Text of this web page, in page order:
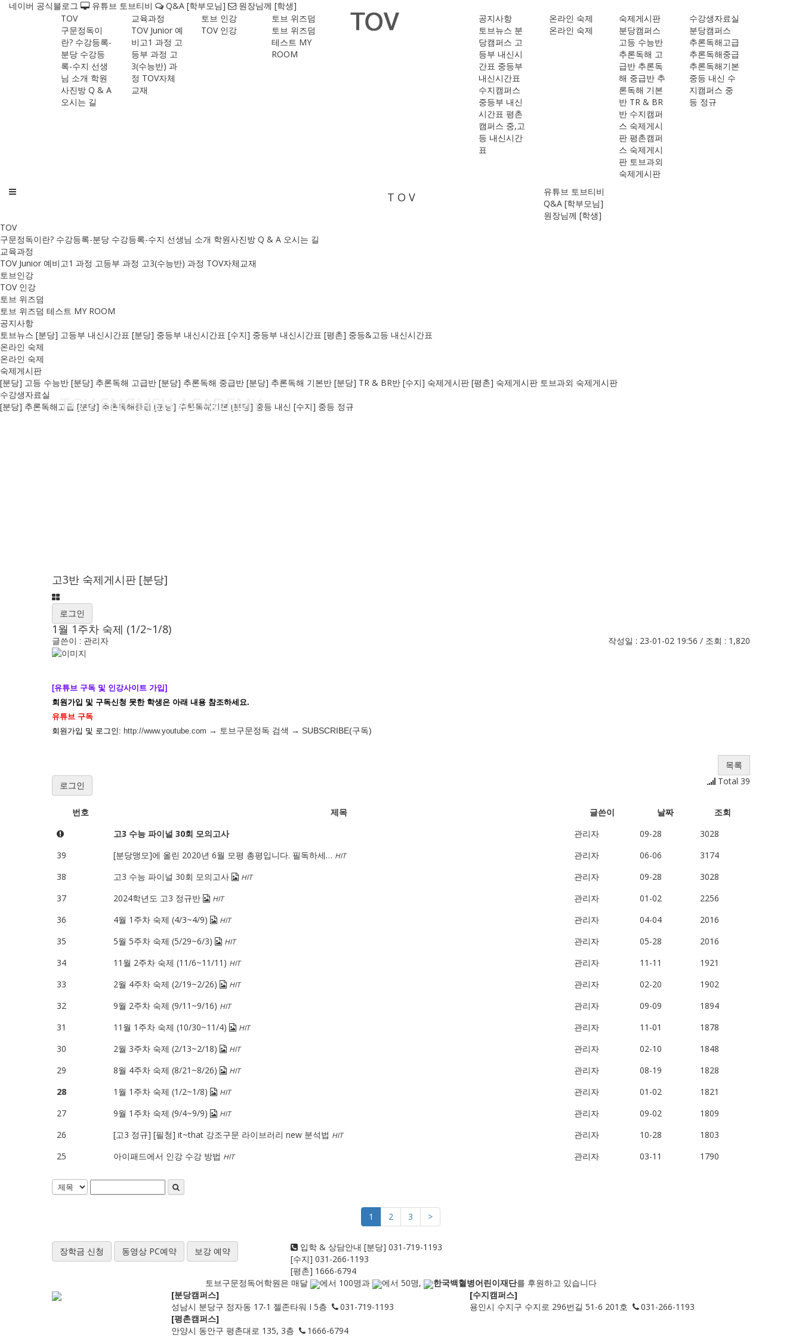
네이버 공식블로그 유튜브 토브티비 Q&A [학부모님]
원장님께 [학생]
TOV
구문정독이
란? 수강등록-
분당 수강등
록-수지 선생
님 소개 학원
사진방 Q & A
오시는 길
교육과정
TOV Junior 예
비고1 과정 고
등부 과정 고
3(수능반) 과
정 TOV자체
교재
토브 인강
TOV 인강
토브 위즈덤
토브 위즈덤
테스트 MY
ROOM
공지사항
토브뉴스 분
당캠퍼스 고
등부 내신시
간표 중등부
내신시간표
수지캠퍼스
중등부 내신
시간표 평촌
캠퍼스 중,고
등 내신시간
표
온라인 숙제
온라인 숙제
숙제게시판
분당캠퍼스
고등 수능반
추론독해 고
급반 추론독
해 중급반 추
론독해 기본
반 TR & BR
반 수지캠퍼
스 숙제게시
판 평촌캠퍼
스 숙제게시
판 토브과외
숙제게시판
수강생자료실
분당캠퍼스
추론독해고급
추론독해중급
추론독해기본
중등 내신 수
지캠퍼스 중
등 정규
T O V
유튜브 토브티비
Q&A [학부모님]
원장님께 [학생]
TOV
구문정독이란? 수강등록-분당 수강등록-수지 선생님 소개 학원사진방 Q & A 오시는 길
교육과정
TOV Junior 예비고1 과정 고등부 과정 고3(수능반) 과정 TOV자체교재
토브인강
TOV 인강
토브 위즈덤
토브 위즈덤 테스트 MY ROOM
공지사항
토브뉴스 [분당] 고등부 내신시간표 [분당] 중등부 내신시간표 [수지] 중등부 내신시간표 [평촌] 중등&고등 내신시간표
온라인 숙제
온라인 숙제
숙제게시판
[분당] 고등 수능반 [분당] 추론독해 고급반 [분당] 추론독해 중급반 [분당] 추론독해 기본반 [분당] TR & BR반 [수지] 숙제게시판 [평촌] 숙제게시판 토브과외 숙제게시판
수강생자료실
[분당] 추론독해고급 [분당] 추론독해중급 [분당] 추론독해기본 [분당] 중등 내신 [수지] 중등 정규
TOV ENGLISH ACADEMY
고3반 숙제게시판 [분당]
로그인
1월 1주차 숙제 (1/2~1/8)
글쓴이 : 관리자 작성일 : 23-01-02 19:56 / 조회 : 1,820
[유튜브 구독 및 인강사이트 가입]
회원가입 및 구독신청 못한 학생은 아래 내용 참조하세요.
유튜브 구독
회원가입 및 로그인: http://www.youtube.com → 토브구문정독 검색 → SUBSCRIBE(구독)
목록
로그인
Total 39
번호 제목 글쓴이 날짜
조회
고3 수능 파이널 30회 모의고사
관리자 09-28
3028
39
[분당맹모]에 올린 2020년 6월 모평 총평입니다. 필독하세… HIT 관리자 06-06
3174
38
고3 수능 파이널 30회 모의고사 HIT 관리자 09-28
3028
37
2024학년도 고3 정규반 HIT 관리자 01-02
2256
36
4월 1주차 숙제 (4/3~4/9) HIT 관리자 04-04
2016
35
5월 5주차 숙제 (5/29~6/3) HIT 관리자 05-28
2016
34
11월 2주차 숙제 (11/6~11/11) HIT 관리자 11-11
1921
33
2월 4주차 숙제 (2/19~2/26) HIT 관리자 02-20
1902
32
9월 2주차 숙제 (9/11~9/16) HIT 관리자 09-09
1894
31
11월 1주차 숙제 (10/30~11/4) HIT 관리자 11-01
1878
30
2월 3주차 숙제 (2/13~2/18) HIT 관리자 02-10
1848
29
8월 4주차 숙제 (8/21~8/26) HIT 관리자 08-19
1828
28
1월 1주차 숙제 (1/2~1/8) HIT 관리자 01-02
1821
27
9월 1주차 숙제 (9/4~9/9) HIT 관리자 09-02
1809
26
[고3 정규] [필청] it~that 강조구문 라이브러리 new 분석법 HIT 관리자 10-28
1803
25
아이패드에서 인강 수강 방법 HIT 관리자 03-11 1790
1 2 3 >
장학금 신청 동영상 PC예약 보강 예약 입학 & 상담안내 [분당] 031-719-1193
[수지] 031-266-1193
[평촌] 1666-6794
토브구문정독어학원은 매달
에서 100명과 에서 50명, 한국백혈병어린이재단를 후원하고 있습니다
[분당캠퍼스]
성남시 분당구 정자동 17-1 젤존타워 I 5층
031-719-1193
[수지캠퍼스]
용인시 수지구 수지로 296번길 51-6 201호
031-266-1193
[평촌캠퍼스]
안양시 동안구 평촌대로 135, 3층
1666-6794